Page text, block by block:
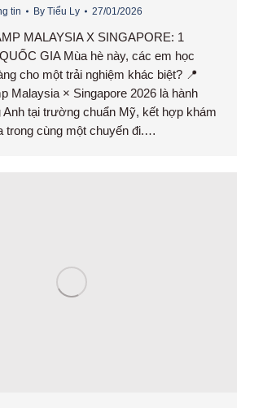
tin By Tiểu Ly 27/01/2026
MALAYSIA X SINGAPORE: 1
GIA Mùa hè này, các em học
cho một trải nghiệm khác biệt? 📍
Malaysia × Singapore 2026 là hành
Anh tại trường chuẩn Mỹ, kết hợp khám
trong cùng một chuyến đi.…